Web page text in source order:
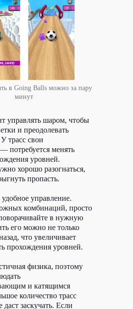
в Going Balls можно за пару
минут
управлять шаром, чтобы
и преодолевать
трасс свои
потребуется менять
уровней.
хорошо разогнаться,
пропасть.
управление.
комбинаций, просто
в нужную
его можно не только
что увеличивает
прохождения уровней.
физика, поэтому
и катящимся
количество трасс
даст заскучать. Если